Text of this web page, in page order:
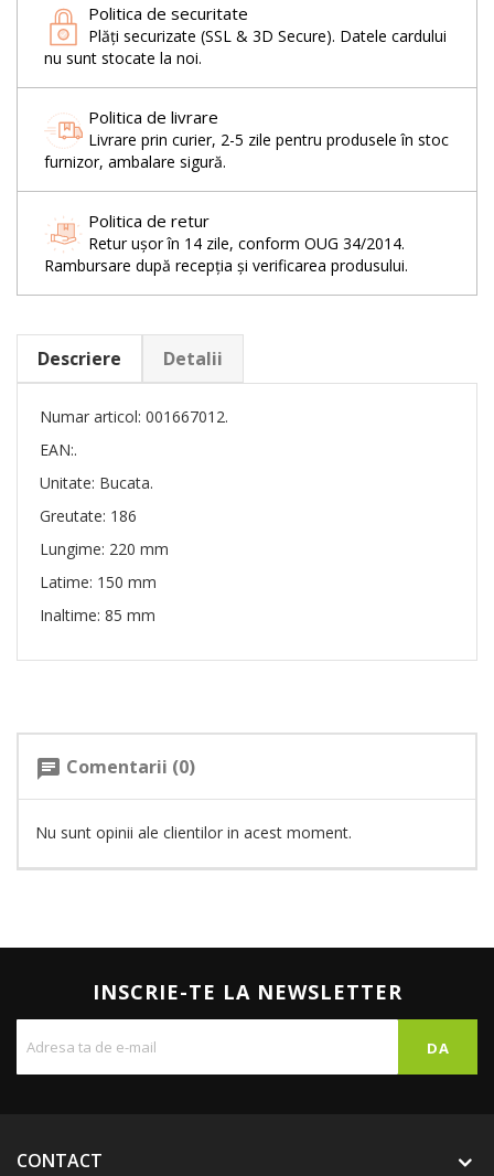
Politica de securitate
Plăți securizate (SSL & 3D Secure). Datele cardului
nu sunt stocate la noi.
Politica de livrare
Livrare prin curier, 2-5 zile pentru produsele în stoc
furnizor, ambalare sigură.
Politica de retur
Retur ușor în 14 zile, conform OUG 34/2014.
Rambursare după recepția și verificarea produsului.
Descriere Detalii
Numar articol: 001667012.
EAN:.
Unitate: Bucata.
Greutate: 186
Lungime: 220 mm
Latime: 150 mm
Inaltime: 85 mm
chat Comentarii (0)
Nu sunt opinii ale clientilor in acest moment.
INSCRIE-TE LA NEWSLETTER
CONTACT